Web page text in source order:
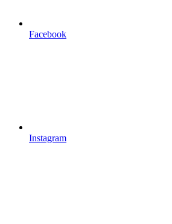
Facebook
Instagram